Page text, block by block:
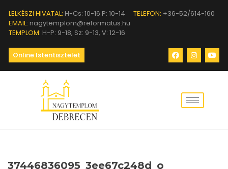
LELKÉSZI HIVATAL: H-Cs: 10-16 P: 10-14 TELEFON: +36-52/614-160
EMAIL: nagytemplom@reformatus.hu
TEMPLOM: H-P: 9-18, Sz: 9-13, V: 12-16
Online Istentisztelet
37446836095_3ee67c248d_o